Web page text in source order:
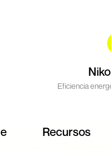
Eficiencia
Recursos